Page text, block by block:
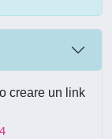
creare un link